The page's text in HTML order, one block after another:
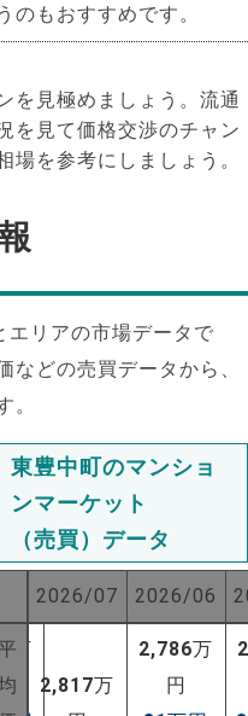
のもおすすめです。
を見極めましょう。流通
を見て価格交渉のチャン
場を参考にしましょう。
リアの市場データで
などの売買データから、
。
万
東豊中町のマンショ
ンマーケット
（売買）データ
2026/07 2026/06
2,817万
2,786万
円